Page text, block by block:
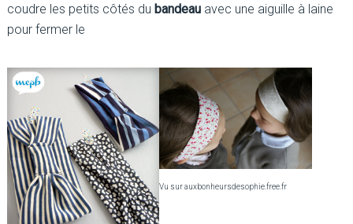
coudre les petits côtés du bandeauavec une aiguille à laine
pour fermer le
Vu sur auxbonheursdesophie.free.fr